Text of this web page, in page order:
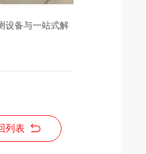
设备与一站式解
列表